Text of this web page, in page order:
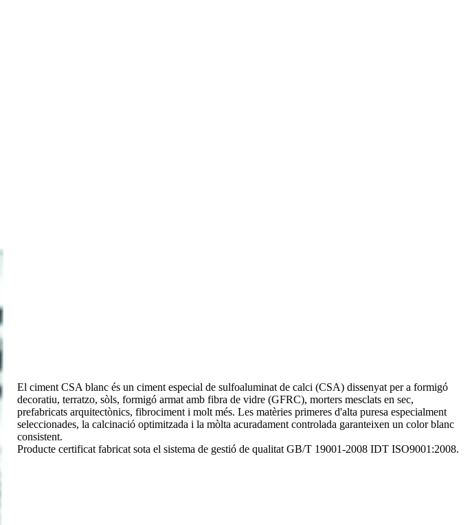
El ciment CSA blanc és un ciment especial de sulfoaluminat de calci (CSA) dissenyat per a formigó
decoratiu, terratzo, sòls, formigó armat amb fibra de vidre (GFRC), morters mesclats en sec,
prefabricats arquitectònics, fibrociment i molt més. Les matèries primeres d'alta puresa especialment
seleccionades, la calcinació optimitzada i la mòlta acuradament controlada garanteixen un color blanc
consistent.
Producte certificat fabricat sota el sistema de gestió de qualitat GB/T 19001-2008 IDT ISO9001:2008.